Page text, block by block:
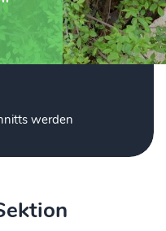
werden